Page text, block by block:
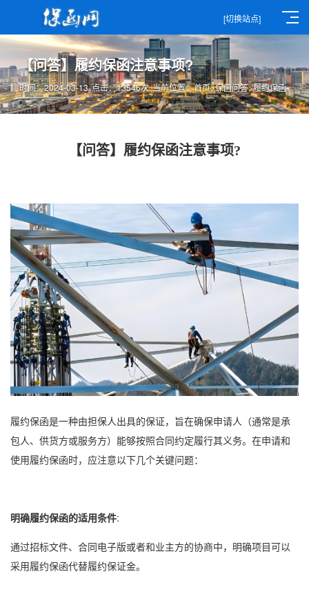
[切换站点]
【问答】履约保函注意事项?
当前位置：首页>保函问答>履约保函
时间：2024-03-13 点击：13546次
【问答】履约保函注意事项?
履约保函是一种由担保人出具的保证，旨在确保申请人（通常是承
包人、供货方或服务方）能够按照合同约定履行其义务。在申请和
使用履约保函时，应注意以下几个关键问题：
明确履约保函的适用条件:
通过招标文件、合同电子版或者和业主方的协商中，明确项目可以
采用履约保函代替履约保证金。